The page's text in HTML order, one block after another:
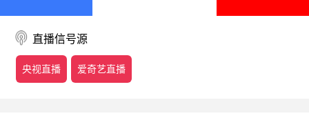
直播信号源
央视直播 爱奇艺直播